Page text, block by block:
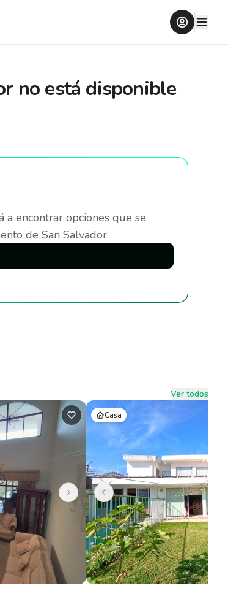
no está disponible
a encontrar opciones que se
de San Salvador.
Ver todos
Casa